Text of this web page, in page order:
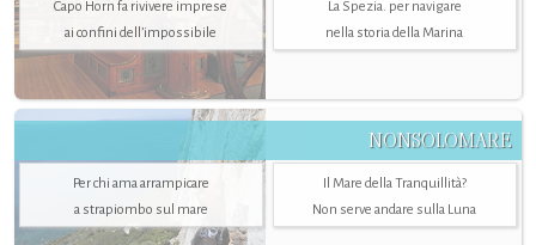
Capo Horn fa rivivere imprese
ai confini dell’impossibile
La Spezia. per navigare
nella storia della Marina
NONSOLOMARE
Per chi ama arrampicare
a strapiombo sul mare
Il Mare della Tranquillità?
Non serve andare sulla Luna